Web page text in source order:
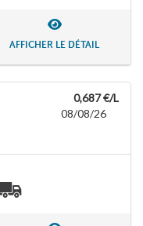
AFFICHER LE DÉTAIL
0,687 €/L
08/08/26